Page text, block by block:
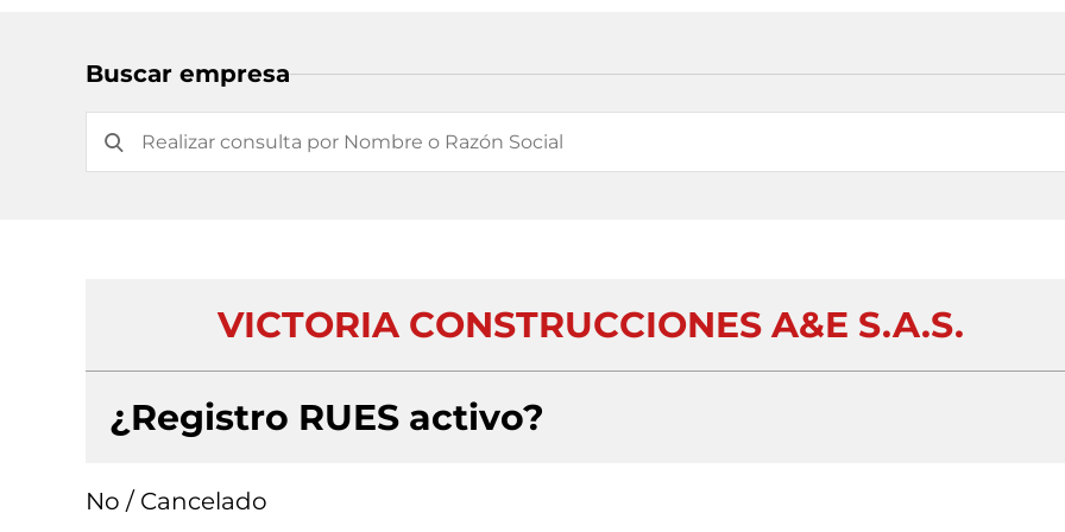
Buscar empresa
VICTORIA CONSTRUCCIONES A&E S.A.S.
¿Registro RUES activo?
No / Cancelado